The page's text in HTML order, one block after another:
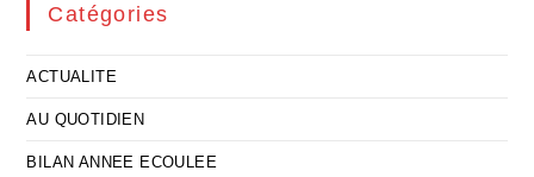
Catégories
ACTUALITE
AU QUOTIDIEN
BILAN ANNEE ECOULEE